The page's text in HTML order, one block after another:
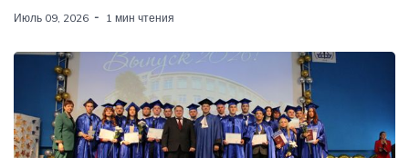
Июль 09, 2026 1 мин чтения